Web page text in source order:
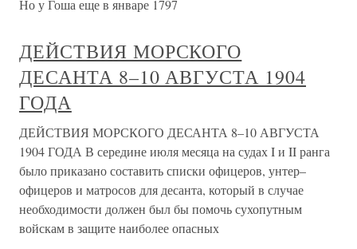
Но у Гоша еще в январе 1797
ДЕЙСТВИЯ МОРСКОГО
ДЕСАНТА 8–10 АВГУСТА 1904
ГОДА
ДЕЙСТВИЯ МОРСКОГО ДЕСАНТА 8–10 АВГУСТА
1904 ГОДА В середине июля месяца на судах I и II ранга
было приказано составить списки офицеров, унтер–
офицеров и матросов для десанта, который в случае
необходимости должен был бы помочь сухопутным
войскам в защите наиболее опасных